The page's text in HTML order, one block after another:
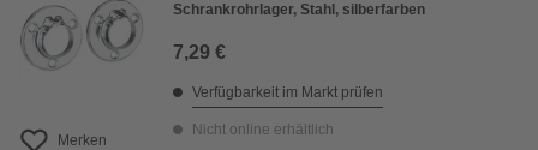
Merken
Schrankrohrlager, Stahl, silberfarben
7,29 €
Verfügbarkeit im Markt prüfen
Nicht online erhältlich